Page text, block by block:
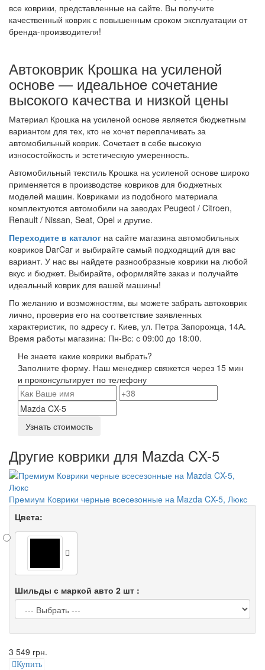
все коврики, представленные на сайте. Вы получите
качественный коврик с повышенным сроком эксплуатации от
бренда-производителя!
Автоковрик Крошка на усиленой
основе — идеальное сочетание
высокого качества и низкой цены
Материал Крошка на усиленой основе является бюджетным
вариантом для тех, кто не хочет переплачивать за
автомобильный коврик. Сочетает в себе высокую
износостойкость и эстетическую умеренность.
Автомобильный текстиль Крошка на усиленой основе широко
применяется в производстве ковриков для бюджетных
моделей машин. Ковриками из подобного материала
комплектуются автомобили на заводах Peugeot / Citroen,
Renault / Nissan, Seat, Opel и другие.
Переходите в каталог на сайте магазина автомобильных
ковриков DarCar и выбирайте самый подходящий для вас
вариант. У нас вы найдете разнообразные коврики на любой
вкус и бюджет. Выбирайте, оформляйте заказ и получайте
идеальный коврик для вашей машины!
По желанию и возможностям, вы можете забрать автоковрик
лично, проверив его на соответствие заявленных
характеристик, по адресу г. Киев, ул. Петра Запорожца, 14А.
Время работы магазина: Пн-Вс: с 09:00 до 18:00.
Не знаете какие коврики выбрать?
Заполните форму. Наш менеджер свяжется через 15 мин
и проконсультирует по телефону
Узнать стоимость
Другие коврики для Mazda CX-5
Премиум Коврики черные всесезонные на Mazda CX-5, Люкс
Цвета:
Шильды с маркой авто 2 шт :
3 549 грн.
Купить